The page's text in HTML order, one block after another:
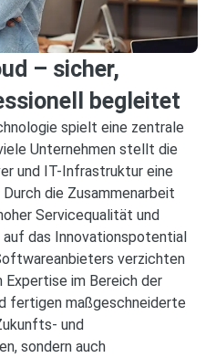
– sicher,
begleitet
spielt eine zentrale
Unternehmen stellt die
und IT-Infrastruktur eine
die Zusammenarbeit
Servicequalität und
auf das Innovationspotential
verzichten
Expertise im Bereich der
fertigen maßgeschneiderte
und
sondern auch